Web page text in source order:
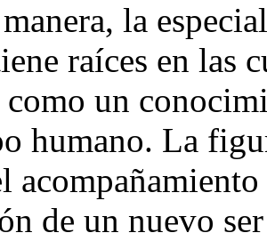
la
raíces en las
como un
humano. La
de un nuevo